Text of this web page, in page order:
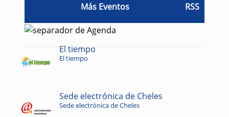
Más Eventos RSS
El tiempo
El tiempo
Sede electrónica de Cheles
Sede electrónica de Cheles